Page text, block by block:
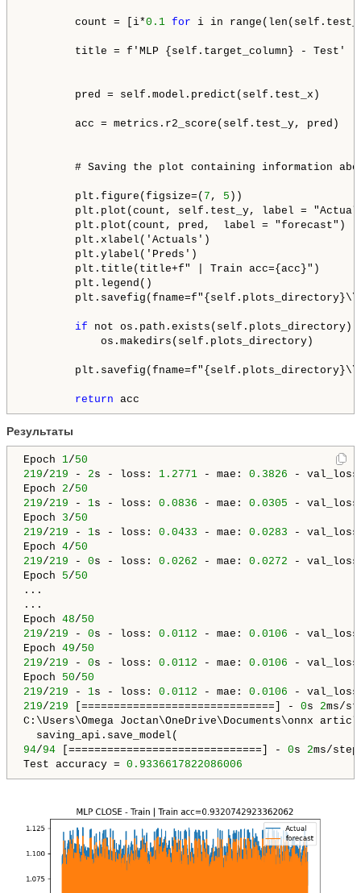
count = [i*0.1 for i in
title = f'MLP {self.target_column} - Test'
pred = self.model.predict(self.test_x)
acc = metrics.r2_score(self.test_y, pred)
# Saving the plot containing information about
plt.figure(figsize=( 7 , 5 ))
plt.plot(count, self.test_y, label =
plt.plot(count, pred,  label = "forecast")
plt.xlabel('Actuals')
plt.ylabel('Preds')
plt.title(title+f" | Train acc={acc}")
plt.legend()
if not
os.makedirs(self.plots_directory)
return
Результаты
Epoch 1/50
219/219 - 2s - loss: 1.2771 - mae: 0.3826 -
Epoch 2/50
219/219 - 1s - loss: 0.0836 - mae: 0.0305 -
Epoch 3/50
219/219 - 1s - loss: 0.0433 - mae: 0.0283 -
Epoch 4/50
219/219 - 0s - loss: 0.0262 - mae: 0.0272 -
Epoch 5/50
...
...
Epoch 48/50
219/219 - 0s - loss: 0.0112 - mae: 0.0106 -
Epoch 49/50
219/219 - 0s - loss: 0.0112 - mae: 0.0106 -
Epoch 50/50
219/219 - 1s - loss: 0.0112 - mae: 0.0106 -
219/219 [==============================] - 0s 2ms/
C:\Users\Omega Joctan\OneDrive\Documents\onnx
94/94 [==============================] - 0s 2ms/step
Test accuracy = 0.9336617822086006